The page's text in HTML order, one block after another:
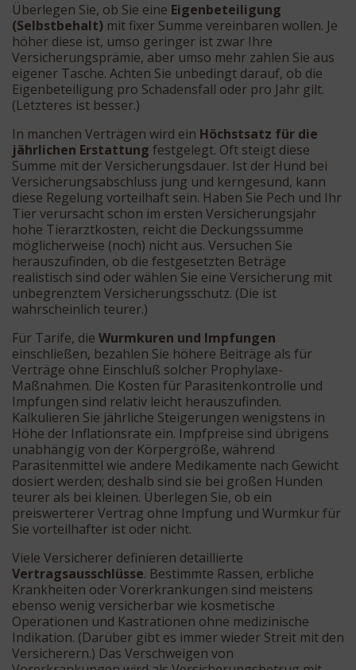
Überlegen Sie, ob Sie eine Eigenbeteiligung
(Selbstbehalt) mit fixer Summe vereinbaren wollen. Je
höher diese ist, umso geringer ist zwar Ihre
Versicherungsprämie, aber umso mehr zahlen Sie aus
eigener Tasche. Achten Sie unbedingt darauf, ob die
Eigenbeteiligung pro Schadensfall oder pro Jahr gilt.
(Letzteres ist besser.)
In manchen Verträgen wird ein Höchstsatz für die
jährlichen Erstattung festgelegt. Oft steigt diese
Summe mit der Versicherungsdauer. Ist der Hund bei
Versicherungsabschluss jung und kerngesund, kann
diese Regelung vorteilhaft sein. Haben Sie Pech und Ihr
Tier verursacht schon im ersten Versicherungsjahr
hohe Tierarztkosten, reicht die Deckungssumme
möglicherweise (noch) nicht aus. Versuchen Sie
herauszufinden, ob die festgesetzten Beträge
realistisch sind oder wählen Sie eine Versicherung mit
unbegrenztem Versicherungsschutz. (Die ist
wahrscheinlich teurer.)
Für Tarife, die Wurmkuren und Impfungen
einschließen, bezahlen Sie höhere Beiträge als für
Verträge ohne Einschluß solcher Prophylaxe-
Maßnahmen. Die Kosten für Parasitenkontrolle und
Impfungen sind relativ leicht herauszufinden.
Kalkulieren Sie jährliche Steigerungen wenigstens in
Höhe der Inflationsrate ein. Impfpreise sind übrigens
unabhängig von der Körpergröße, während
Parasitenmittel wie andere Medikamente nach Gewicht
dosiert werden; deshalb sind sie bei großen Hunden
teurer als bei kleinen. Überlegen Sie, ob ein
preiswerterer Vertrag ohne Impfung und Wurmkur für
Sie vorteilhafter ist oder nicht.
Viele Versicherer definieren detaillierte
Vertragsausschlüsse. Bestimmte Rassen, erbliche
Krankheiten oder Vorerkrankungen sind meistens
ebenso wenig versicherbar wie kosmetische
Operationen und Kastrationen ohne medizinische
Indikation. (Darüber gibt es immer wieder Streit mit den
Versicherern.) Das Verschweigen von